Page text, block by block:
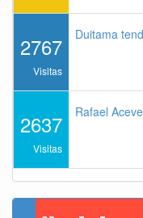
2767
Visitas
Duitama
2637
Visitas
Rafael